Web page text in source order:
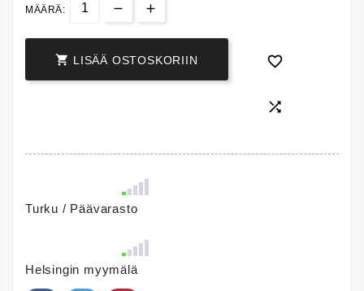
MÄÄRÄ:
 LISÄÄ OSTOSKORIIN 

Turku / Päävarasto
Helsingin myymälä